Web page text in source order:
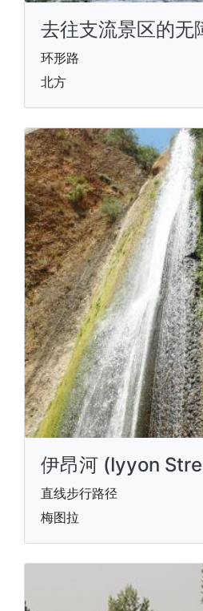
去往支流景区的无
环形路
北方
伊昂河 (Iyyon
直线步行路径
梅图拉